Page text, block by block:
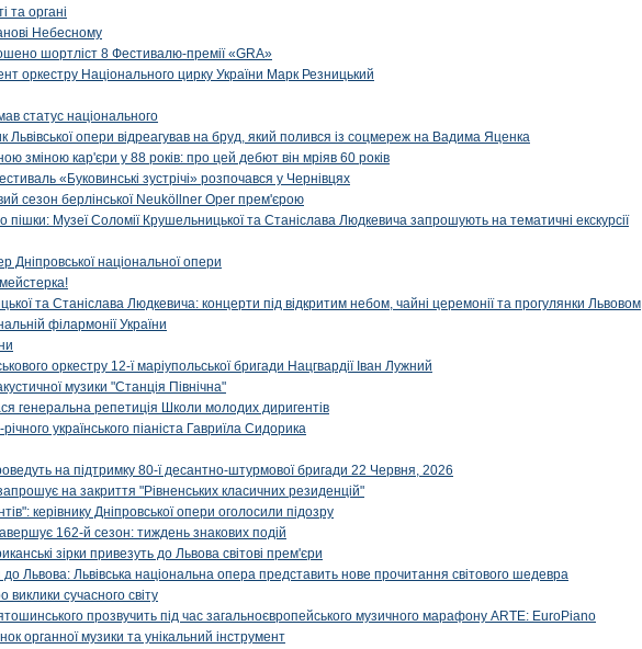
та органі
Небесному
шортліст 8 Фестивалю-премії «GRA»
оркестру Національного цирку України Марк Резницький
статус національного
Львівської опери відреагував на бруд, який полився із соцмереж на Вадима Яценка
зміною кар'єри у 88 років: про цей дебют він мріяв 60 років
«Буковинські зустрічі» розпочався у Чернівцях
сезон берлінської Neuköllner Oper прем'єрою
пішки: Музеї Соломії Крушельницької та Станіслава Людкевича запрошують на тематичні екскурсії
Дніпровської національної опери
та Станіслава Людкевича: концерти під відкритим небом, чайні церемонії та прогулянки Львовом
філармонії України
оркестру 12-ї маріупольської бригади Нацгвардії Іван Лужний
музики "Станція Північна"
генеральна репетиція Школи молодих диригентів
українського піаніста Гавриїла Сидорика
на підтримку 80-ї десантно-штурмової бригади 22 Червня, 2026
на закриття "Рівненських класичних резиденцій"
керівнику Дніпровської опери оголосили підозру
162-й сезон: тиждень знакових подій
зірки привезуть до Львова світові прем'єри
Львова: Львівська національна опера представить нове прочитання світового шедевра
сучасного світу
прозвучить під час загальноєвропейського музичного марафону ARTE: EuroPiano
органної музики та унікальний інструмент